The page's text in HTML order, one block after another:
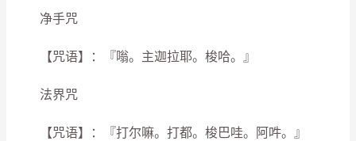
净手咒
【咒语】：『嗡。主迦拉耶。梭哈。』
法界咒
【咒语】：『打尔嘛。打都。梭巴哇。阿吽。』